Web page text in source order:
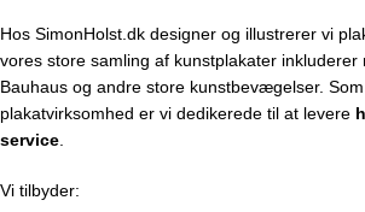
Hos SimonHolst.dk designer og illustrerer vi
vores store samling af kunstplakater inkluderer
Bauhaus og andre store kunstbevægelser.
plakatvirksomhed er vi dedikerede til at levere
service
Vi tilbyder: